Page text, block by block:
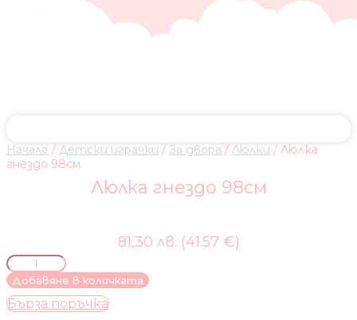
Начало / Детски играчки / За двора / Люлки / Люлка
гнездо 98см
Люлка гнездо 98см
81,30 лв. (41.57 €)
количество
за
Люлка
гнездо
Добавяне в количката
Бърза поръчка